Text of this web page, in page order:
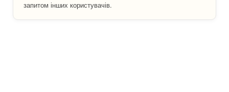
запитом інших користувачів.